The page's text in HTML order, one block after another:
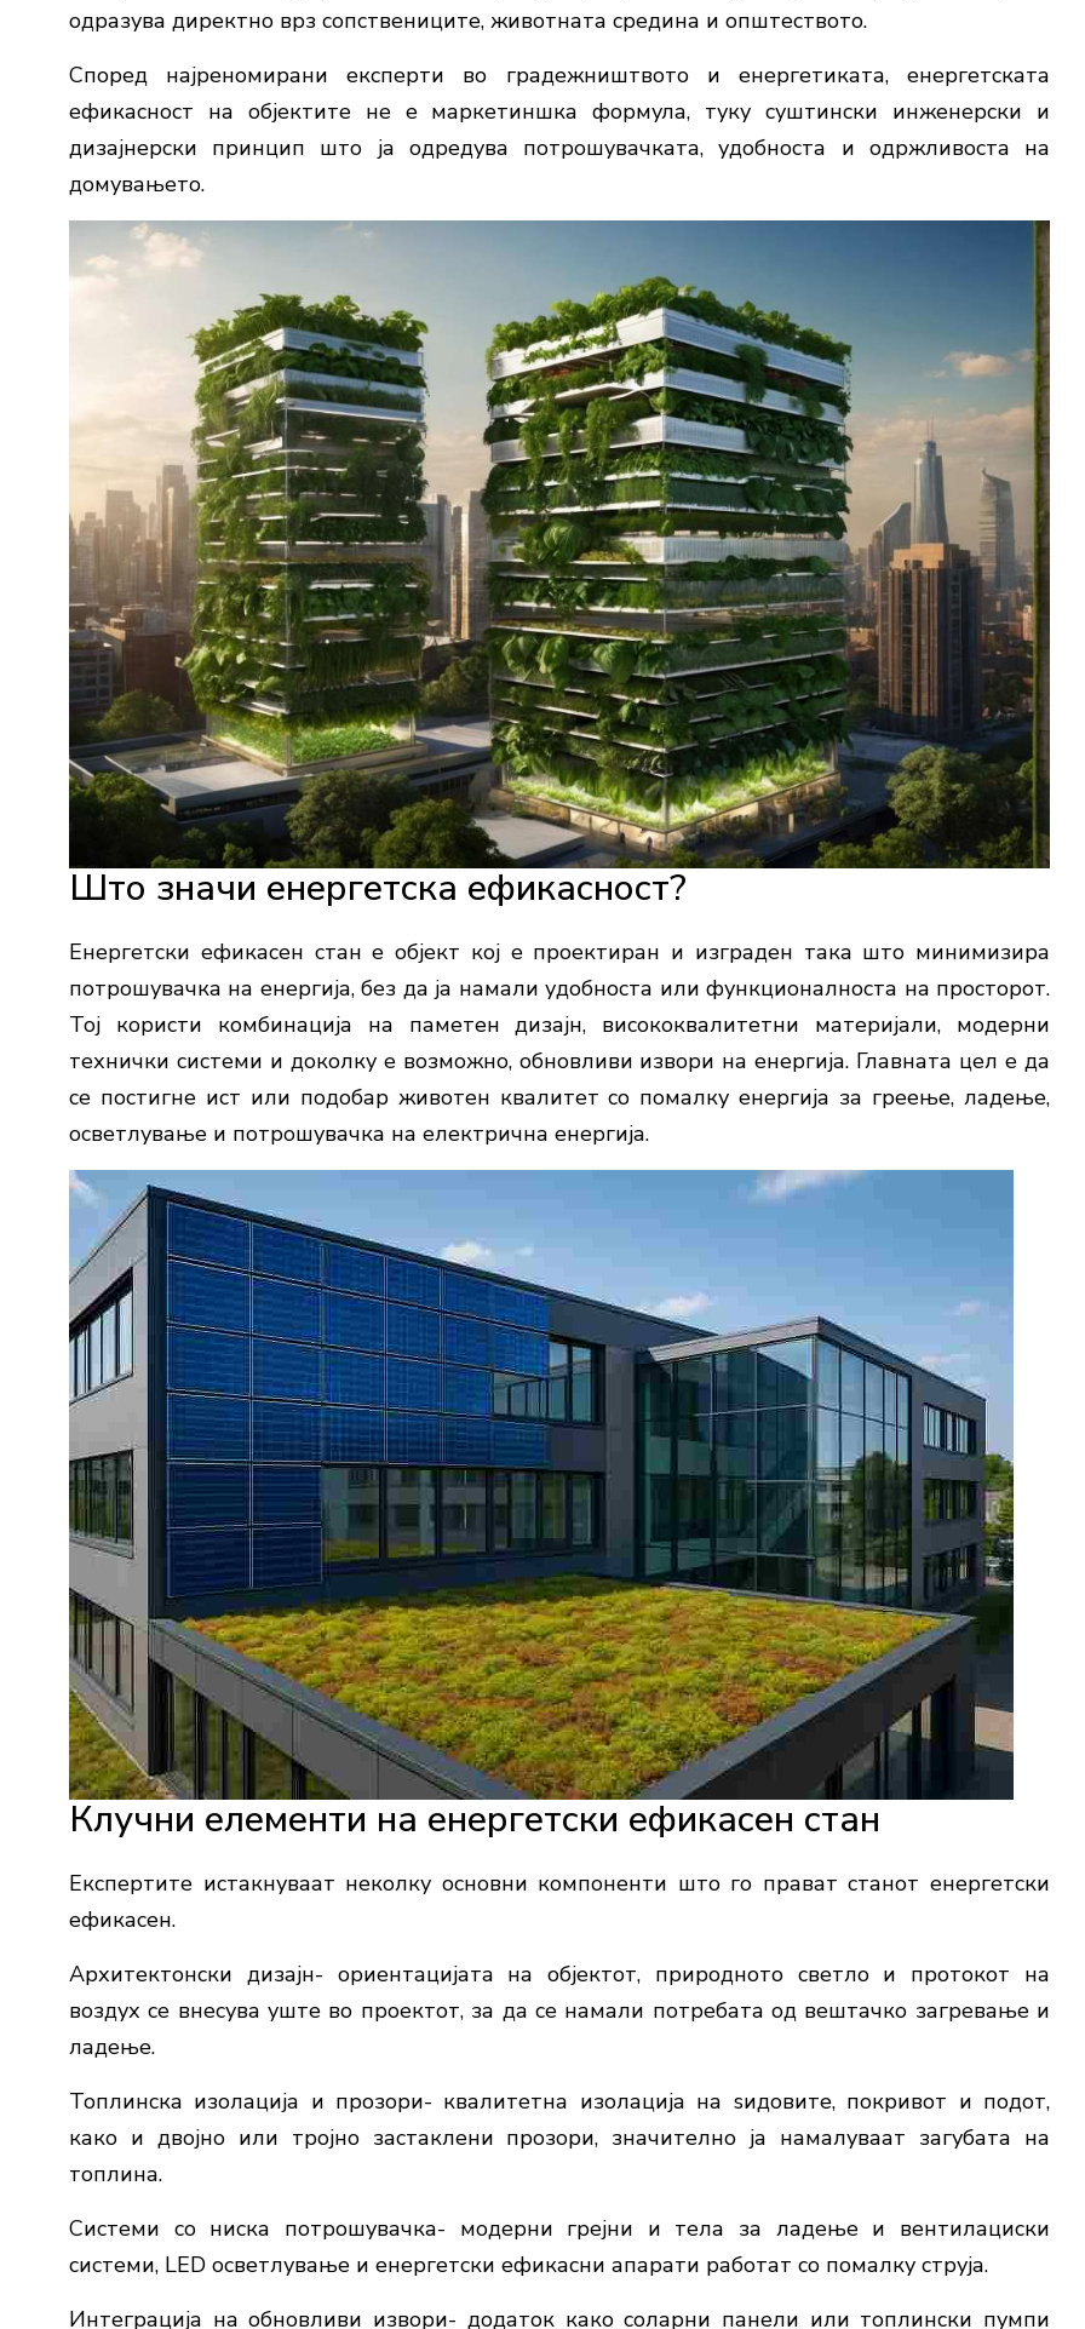
одразува директно врз сопствениците, животната средина и општеството.
Според најреномирани експерти во градежништвото и енергетиката, енергетската
ефикасност на објектите не е маркетиншка формула, туку суштински инженерски и
дизајнерски принцип што ја одредува потрошувачката, удобноста и одржливоста на
домувањето.
Што значи енергетска ефикасност?
Енергетски ефикасен стан е објект кој е проектиран и изграден така што минимизира
потрошувачка на енергија, без да ја намали удобноста или функционалноста на просторот.
Тој користи комбинација на паметен дизајн, висококвалитетни материјали, модерни
технички системи и доколку е возможно, обновливи извори на енергија. Главната цел е да
се постигне ист или подобар животен квалитет со помалку енергија за греење, ладење,
осветлување и потрошувачка на електрична енергија.
Клучни елементи на енергетски ефикасен стан
Експертите истакнуваат неколку основни компоненти што го прават станот енергетски
ефикасен.
Архитектонски дизајн- ориентацијата на објектот, природното светло и протокот на
воздух се внесува уште во проектот, за да се намали потребата од вештачко загревање и
ладење.
Топлинска изолација и прозори- квалитетна изолација на ѕидовите, покривот и подот,
како и двојно или тројно застаклени прозори, значително ја намалуваат загубата на
топлина.
Системи со ниска потрошувачка- модерни грејни и тела за ладење и вентилациски
системи, LED осветлување и енергетски ефикасни апарати работат со помалку струја.
Интеграција на обновливи извори- додаток како соларни панели или топлински пумпи